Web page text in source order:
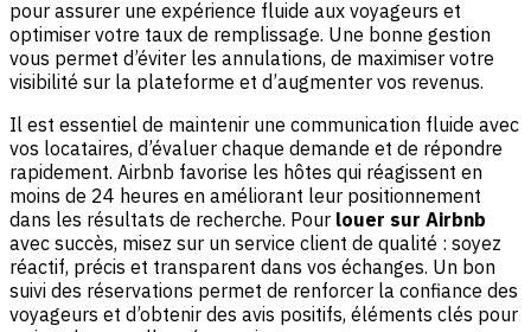
pour assurer une expérience fluide aux voyageurs et
optimiser votre taux de remplissage. Une bonne gestion
vous permet d’éviter les annulations, de maximiser votre
visibilité sur la plateforme et d’augmenter vos revenus.
Il est essentiel de maintenir une communication fluide avec
vos locataires, d’évaluer chaque demande et de répondre
rapidement. Airbnb favorise les hôtes qui réagissent en
moins de 24 heures en améliorant leur positionnement
dans les résultats de recherche. Pour louer sur Airbnb
avec succès, misez sur un service client de qualité : soyez
réactif, précis et transparent dans vos échanges. Un bon
suivi des réservations permet de renforcer la confiance des
voyageurs et d’obtenir des avis positifs, éléments clés pour